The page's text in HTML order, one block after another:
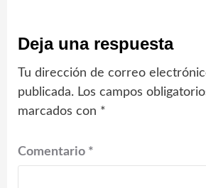
Deja una respuesta
Tu dirección de correo
publicada. Los campos
marcados con *
Comentario *